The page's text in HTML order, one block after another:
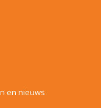
en nieuws